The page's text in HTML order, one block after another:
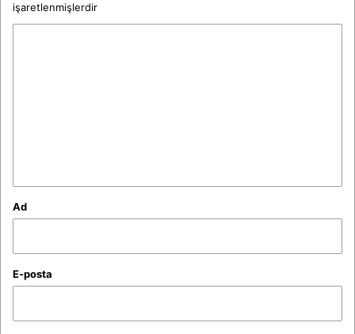
işaretlenmişlerdir
Ad
E-posta